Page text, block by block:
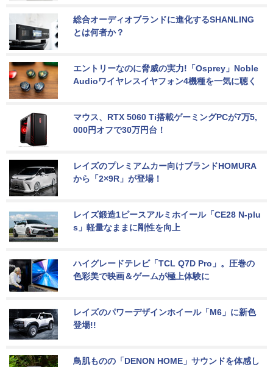
総合オーディオブランドに進化するSHANLING
とは何者か？
エントリーなのに脅威の実力!「Osprey」Noble
Audioワイヤレスイヤフォン4機種を一気に聴く
マウス、RTX 5060 Ti搭載ゲーミングPCが7万5,
000円オフで30万円台！
レイズのプレミアムカー向けブランドHOMURA
から「2×9R」が登場！
レイズ鍛造1ピースアルミホイール「CE28 N-plu
s」軽量なままに剛性を向上
ハイグレードテレビ「TCL Q7D Pro」。圧巻の
色彩美で映画＆ゲームが極上体験に
レイズのパワーデザインホイール「M6」に新色
登場!!
鳥肌ものの「DENON HOME」サウンドを体感し